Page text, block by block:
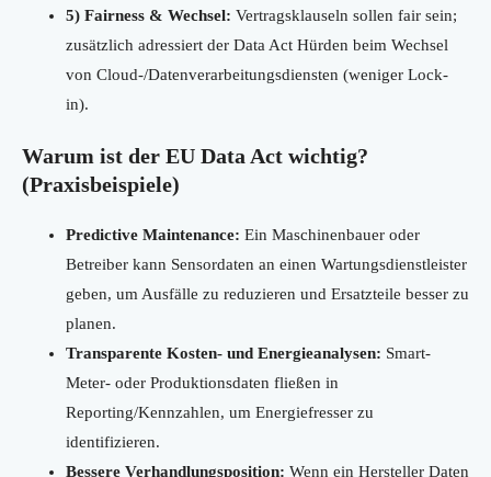
5) Fairness & Wechsel: Vertragsklauseln sollen fair sein;
zusätzlich adressiert der Data Act Hürden beim Wechsel
von Cloud-/Datenverarbeitungsdiensten (weniger Lock-
in).
Warum ist der EU Data Act wichtig?
(Praxisbeispiele)
Predictive Maintenance: Ein Maschinenbauer oder
Betreiber kann Sensordaten an einen Wartungsdienstleister
geben, um Ausfälle zu reduzieren und Ersatzteile besser zu
planen.
Transparente Kosten- und Energieanalysen: Smart-
Meter- oder Produktionsdaten fließen in
Reporting/Kennzahlen, um Energiefresser zu
identifizieren.
Bessere Verhandlungsposition: Wenn ein Hersteller Daten